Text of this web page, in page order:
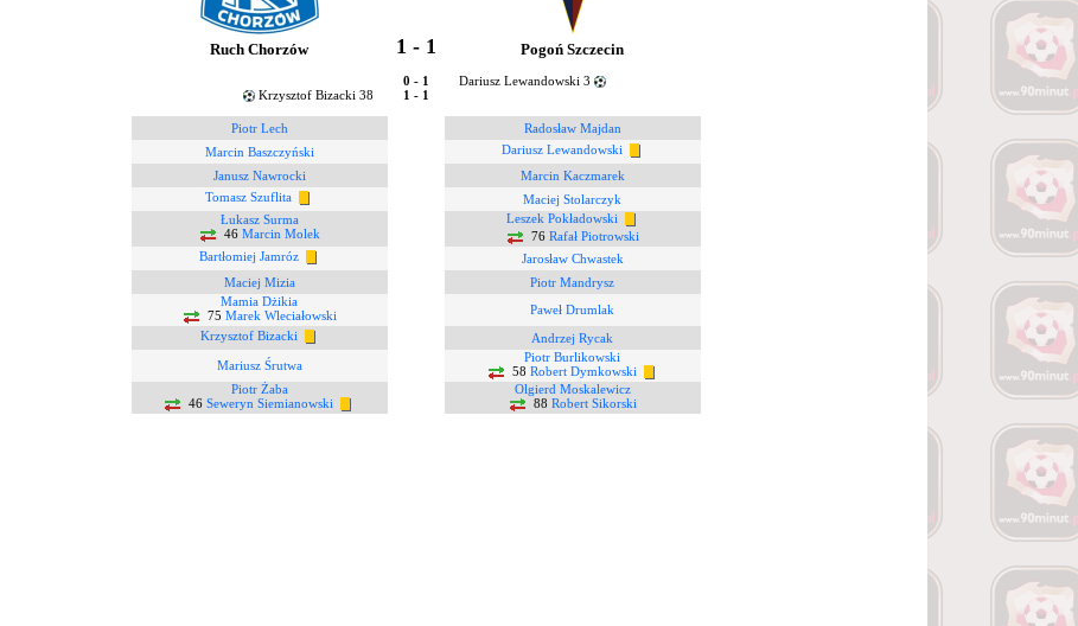
Ruch Chorzów 1 - 1 Pogoń Szczecin
0 - 1
Dariusz Lewandowski 3
Krzysztof Bizacki 38
1 - 1
Piotr Lech
Radosław Majdan
Marcin Baszczyński
Dariusz Lewandowski
Janusz Nawrocki
Marcin Kaczmarek
Tomasz Szuflita
Maciej Stolarczyk
Łukasz Surma
46 Marcin Molek
Leszek Pokładowski
76 Rafał Piotrowski
Bartłomiej Jamróz
Jarosław Chwastek
Maciej Mizia
Piotr Mandrysz
Mamia Dżikia
75 Marek Wleciałowski
Paweł Drumlak
Krzysztof Bizacki
Andrzej Rycak
Mariusz Śrutwa
Piotr Burlikowski
58 Robert Dymkowski
Piotr Żaba
46 Seweryn Siemianowski
Olgierd Moskalewicz
88 Robert Sikorski